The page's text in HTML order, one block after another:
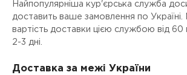
Найпопулярніша кур'єрська служба
доставить ваше замовлення по Україні.
вартість доставки цією службою від 60
2-3 дні.
Доставка за межі України